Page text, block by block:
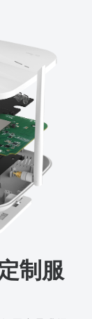
制服